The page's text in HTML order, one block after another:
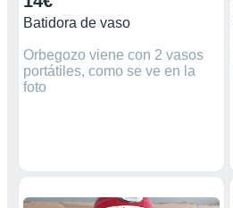
Batidora de vaso
Orbegozo viene con 2 vasos
portátiles, como se ve en la
foto